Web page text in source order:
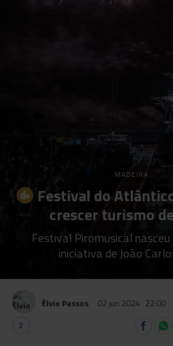
MADEIRA
Festival do
crescer turismo
Festival Piromusical
iniciativa de João
Élvio Passos 02 jun 2024 22:00
2